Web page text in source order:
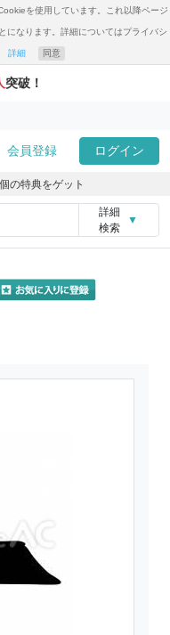
を使用しています。これ以降ページ
になります。詳細についてはプライバシ
詳細 同意
突破！
会員登録 ログイン
の特典をゲット
詳細
検索
▼